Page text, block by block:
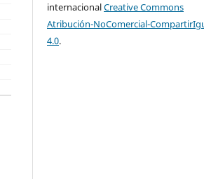
internacionalCreative Commons
Atribución-NoComercial-
4.0.